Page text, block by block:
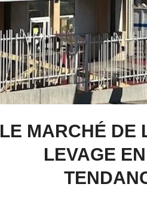
LE MARCHÉ DE
LEVAGE